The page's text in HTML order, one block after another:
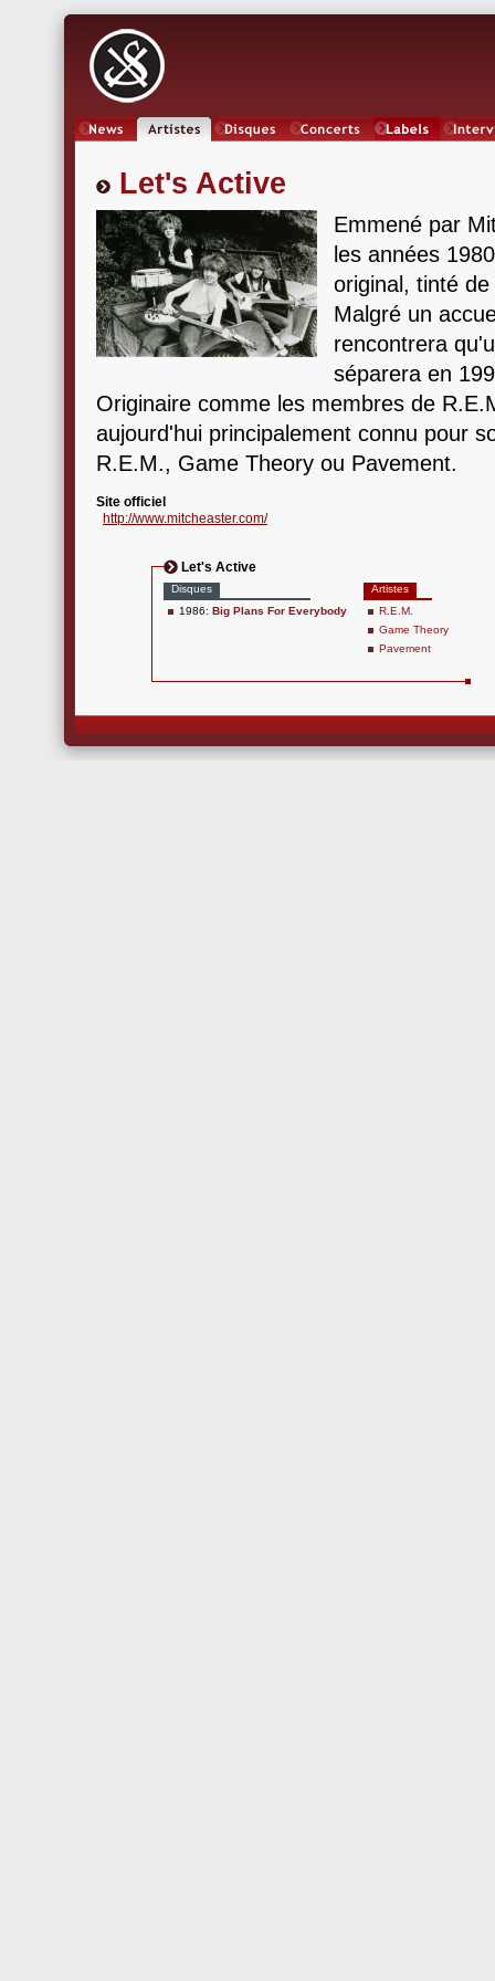
Let's Active
Emmené par
les années
original, tinté
Malgré un
rencontrera
séparera en
Originaire comme les membres de
aujourd'hui principalement connu pour
R.E.M., Game Theory ou Pavement.
Site officiel
http://www.mitcheaster.com/
Let's Active
Disques
1986: Big Plans For Everybody
Artistes
R.E.M.
Game Theory
Pavement